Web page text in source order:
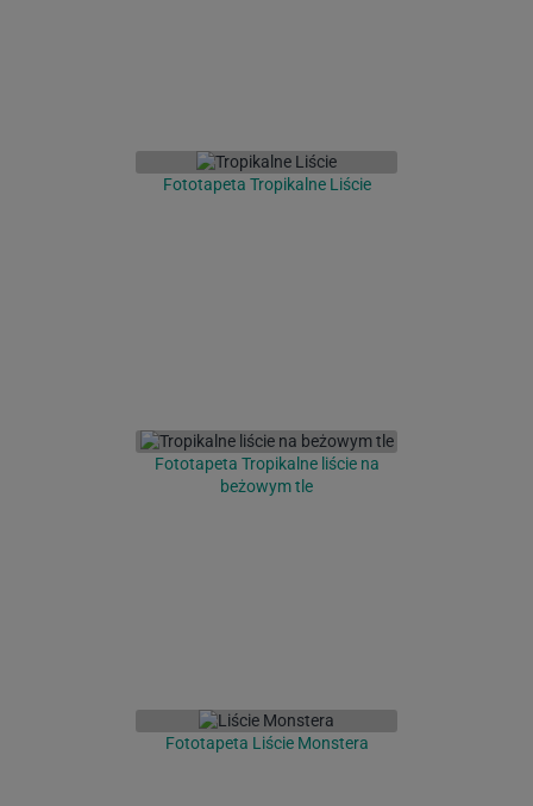
Fototapeta Tropikalne Liście
Fototapeta Tropikalne liście na
beżowym tle
Fototapeta Liście Monstera